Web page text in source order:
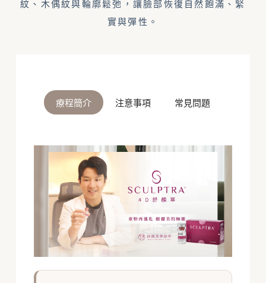
紋、木偶紋與輪廓鬆弛，讓臉部恢復自然飽滿、緊
實與彈性。
療程簡介 注意事項 常見問題